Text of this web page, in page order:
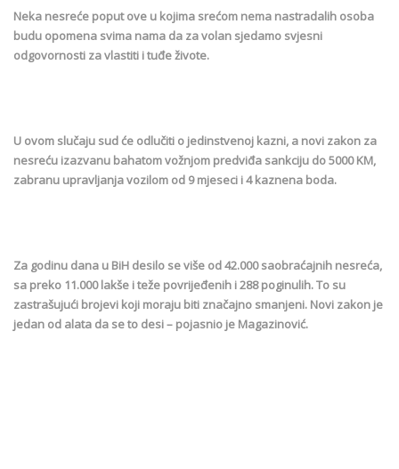
Neka nesreće poput ove u kojima srećom nema nastradalih osoba
budu opomena svima nama da za volan sjedamo svjesni
odgovornosti za vlastiti i tuđe živote.
U ovom slučaju sud će odlučiti o jedinstvenoj kazni, a novi zakon za
nesreću izazvanu bahatom vožnjom predviđa sankciju do 5000 KM,
zabranu upravljanja vozilom od 9 mjeseci i 4 kaznena boda.
Za godinu dana u BiH desilo se više od 42.000 saobraćajnih nesreća,
sa preko 11.000 lakše i teže povrijeđenih i 288 poginulih. To su
zastrašujući brojevi koji moraju biti značajno smanjeni. Novi zakon je
jedan od alata da se to desi – pojasnio je Magazinović.